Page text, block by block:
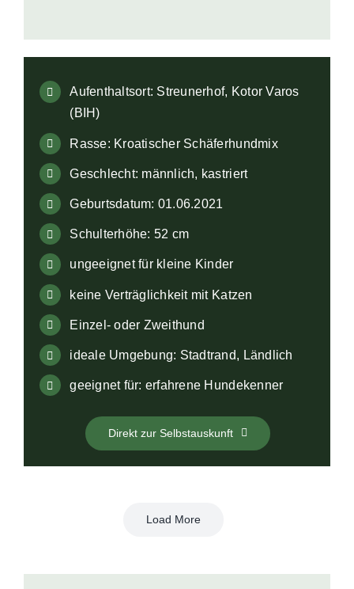
Aufenthaltsort: Streunerhof, Kotor Varos
(BIH)
Rasse: Kroatischer Schäferhundmix
Geschlecht: männlich, kastriert
Geburtsdatum: 01.06.2021
Schulterhöhe: 52 cm
ungeeignet für kleine Kinder
keine Verträglichkeit mit Katzen
Einzel- oder Zweithund
ideale Umgebung: Stadtrand, Ländlich
geeignet für: erfahrene Hundekenner
Direkt zur Selbstauskunft
Load More